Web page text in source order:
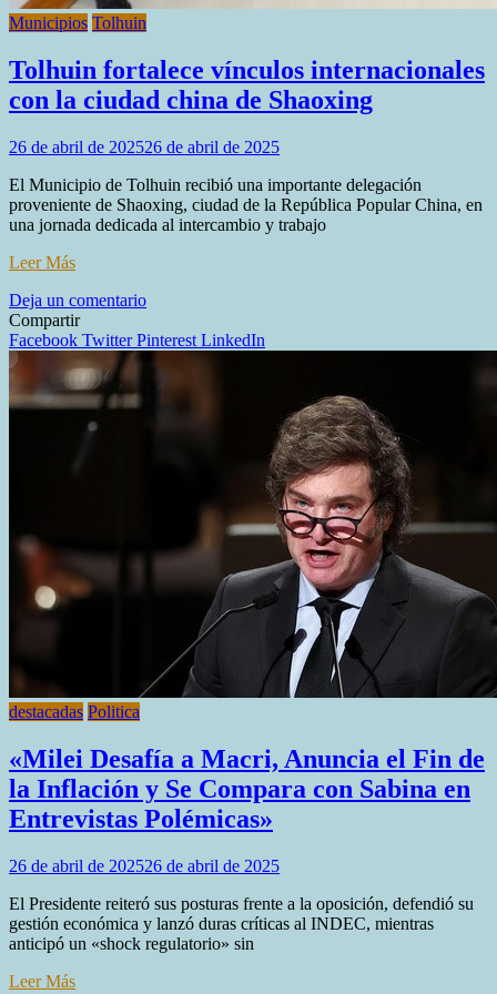
Municipios Tolhuin
Tolhuin fortalece vínculos internacionales
con la ciudad china de Shaoxing
26 de abril de 202526 de abril de 2025
El Municipio de Tolhuin recibió una importante delegación
proveniente de Shaoxing, ciudad de la República Popular China, en
una jornada dedicada al intercambio y trabajo
Leer Más
Deja un comentarioen
fortalece
vínculos
Compartir
Facebook TwitterPinterest LinkedIn
destacadas Politica
«Milei Desafía a Macri, Anuncia el Fin de
la Inflación y Se Compara con Sabina en
Entrevistas Polémicas»
26 de abril de 202526 de abril de 2025
El Presidente reiteró sus posturas frente a la oposición, defendió su
gestión económica y lanzó duras críticas al INDEC, mientras
anticipó un «shock regulatorio» sin
Leer Más